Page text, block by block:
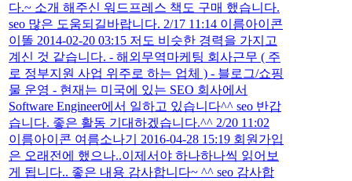
다.~ 소개 해주신 워드프레스 책도 구매 했습니다.
seo 많은 도움되길바랍니다. 2/17 11:14 이름아이콘
이똘 2014-02-20 03:15 저도 비슷한 경력을 가지고
계신 것 같습니다. - 해외무역마케팅 회사근무 ( 주
로 정부지원 사업 위주로 하는 업체 ) - 블로그/쇼핑
물 운영 - 현재는 미국에 있는 SEO 회사에서
Software Engineer에서 일하고 있습니다^^ seo 반갑
습니다. 좋은 활동 기대하겠습니다.^^ 2/20 11:02
이름아이콘 여름소나기 2016-04-28 15:19 회원가입
은 오래전에 했으나..이제서야 하나하나씩 읽어보
게 됩니다.. 좋은 내용 감사합니다~ ^^ seo 감사합